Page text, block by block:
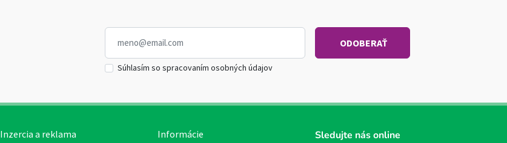
Súhlasím so spracovaním osobných údajov
Inzercia a reklama Informácie Sledujte nás online